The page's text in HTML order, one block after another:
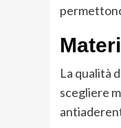
La qualità
scegliere